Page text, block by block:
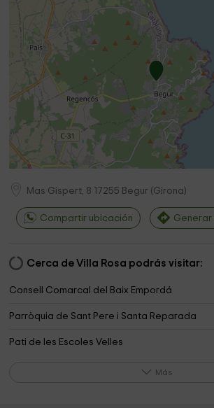
Mas Gispert, 8 17255 Begur (Girona)
Compartir ubicación Generar
Cerca de Villa Rosa podrás visitar:
Consell Comarcal del Baix Empordá
Parròquia de Sant Pere i Santa Reparada
Pati de les Escoles Velles
Más